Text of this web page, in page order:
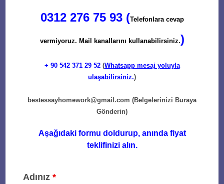
0312 276 75 93 (Telefonlara cevap
vermiyoruz. Mail kanallarını kullanabilirsiniz.)
+ 90 542 371 29 52(Whatsapp mesaj yoluyla
ulaşabilirsiniz.)
bestessayhomework@gmail.com (Belgelerinizi Buraya
Gönderin)
Aşağıdaki formu doldurup, anında fiyat
teklifinizi alın.
Adınız*